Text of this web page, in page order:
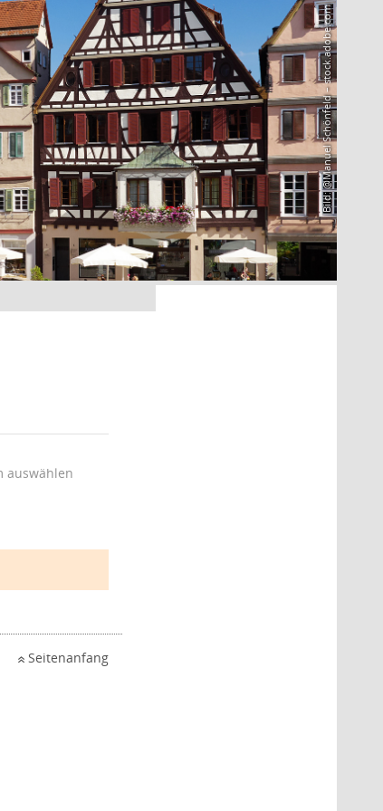
Bild: @Manuel Schönfeld – stock.adobe.com
auswählen
Seitenanfang